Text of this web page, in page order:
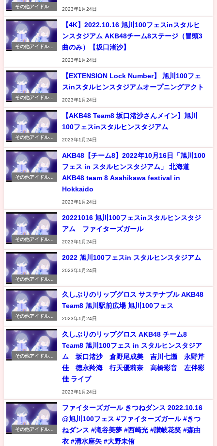
その他アイドル情
2023年1月24日
その他アイドル情
【4K】2022.10.16 旭川100フェスinスタルヒ
ンスタジアム AKB48チーム8ステージ（冒頭3
曲のみ）【坂口渚沙】
2023年1月24日
その他アイドル情
【EXTENSION Lock Number】 旭川100フェ
スinスタルヒンスタジアムオープニングアクト
2023年1月24日
その他アイドル情
【AKB48 Team8 坂口渚沙さんメイン】旭川
100フェスinスタルヒンスタジアム
2023年1月24日
その他アイドル情
AKB48【チーム8】2022年10月16日「旭川100
フェス in スタルヒンスタジアム」 北海道
AKB48 team 8 Asahikawa festival in
Hokkaido
2023年1月24日
その他アイドル情
20221016 旭川100フェスinスタルヒンスタジ
アム ファイターズガール
2023年1月24日
その他アイドル情
報
2022 旭川100フェスin スタルヒンスタジアム
2023年1月24日
その他アイドル情
久しぶりのリップグロス サステナブル AKB48
Team8 旭川駅前広場 旭川100フェス
2023年1月24日
その他アイドル情
久しぶりのリップグロス AKB48 チーム8
Team8 旭川100フェス in スタルヒンスタジア
ム 坂口渚沙 倉野尾成美 吉川七瀬 永野芹
佳 徳永羚海 行天優莉奈 高橋彩音 左伴彩
佳 ライブ
2023年1月24日
その他アイドル情
ファイターズガール きつねダンス 2022.10.16
@旭川100フェス #ファイターズガール #きつ
ねダンス #滝谷美夢 #西崎光 #讃岐花笑 #森由
衣 #清水麻矢 #大野未侑